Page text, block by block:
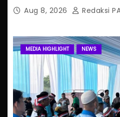
Aug 8, 2026 Redaksi
MEDIA HIGHLIGHT NEWS